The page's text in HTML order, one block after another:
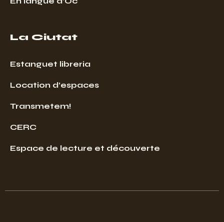
La Ciutat
Estanguet libreria
Location d’espaces
Transmetem!
CERC
Espace de lecture et découverte